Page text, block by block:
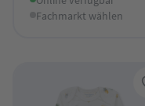
Fachmarkt wählen